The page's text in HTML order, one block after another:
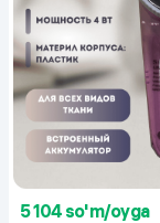
5 104 so'm/oyga